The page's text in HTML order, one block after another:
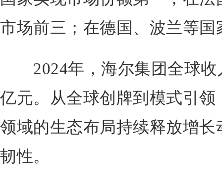
市场前三；在德国、波兰等
2024年，海尔集团全球收
亿元。从全球创牌到模式引
领域的生态布局持续释放增
韧性。